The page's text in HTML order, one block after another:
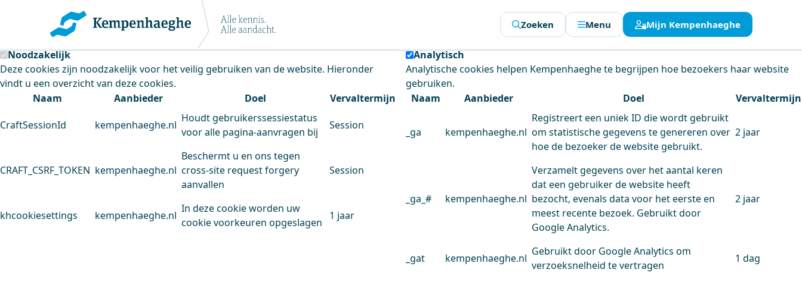
Kempenhaeghe maakt gebruik van cookies
Deze site plaatst cookies. Dit doen we om het gebruik van de website te analyseren en het gebruiksgemak te verbeteren.
Noodzakelijk
Deze cookies zijn noodzakelijk voor het veilig gebruiken van de website. Hieronder
vindt u een overzicht van deze cookies.
Naam
Aanbieder Doel Vervaltermijn
CraftSessionId kempenhaeghe.nl
Houdt gebruikerssessiestatus
voor alle pagina-aanvragen bij
Session
CRAFT_CSRF_TOKEN kempenhaeghe.nl
Beschermt u en ons tegen
cross-site request forgery
aanvallen
Session
khcookiesettings kempenhaeghe.nl
In deze cookie worden uw
cookie voorkeuren opgeslagen
1 jaar
Analytisch
Analytische cookies helpen Kempenhaeghe te begrijpen hoe bezoekers haar website
gebruiken.
Naam
Aanbieder Doel Vervaltermijn
_ga kempenhaeghe.nl
Registreert een uniek ID die wordt gebruikt
om statistische gegevens te genereren over
hoe de bezoeker de website gebruikt.
2 jaar
_ga_# kempenhaeghe.nl
Verzamelt gegevens over het aantal keren
dat een gebruiker de website heeft
bezocht, evenals data voor het eerste en
meest recente bezoek. Gebruikt door
Google Analytics.
2 jaar
_gat kempenhaeghe.nl
Gebruikt door Google Analytics om
verzoeksnelheid te vertragen
1 dag
Zoeken Menu Mijn Kempenhaeghe